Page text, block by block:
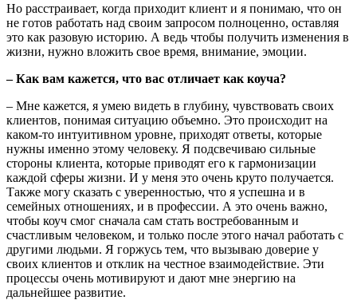
Но расстраивает, когда приходит клиент и я понимаю, что он
не готов работать над своим запросом полноценно, оставляя
это как разовую историю. А ведь чтобы получить изменения в
жизни, нужно вложить свое время, внимание, эмоции.
– Как вам кажется, что вас отличает как коуча?
– Мне кажется, я умею видеть в глубину, чувствовать своих
клиентов, понимая ситуацию объемно. Это происходит на
каком-то интуитивном уровне, приходят ответы, которые
нужны именно этому человеку. Я подсвечиваю сильные
стороны клиента, которые приводят его к гармонизации
каждой сферы жизни. И у меня это очень круто получается.
Также могу сказать с уверенностью, что я успешна и в
семейных отношениях, и в профессии. А это очень важно,
чтобы коуч смог сначала сам стать востребованным и
счастливым человеком, и только после этого начал работать с
другими людьми. Я горжусь тем, что вызываю доверие у
своих клиентов и отклик на честное взаимодействие. Эти
процессы очень мотивируют и дают мне энергию на
дальнейшее развитие.